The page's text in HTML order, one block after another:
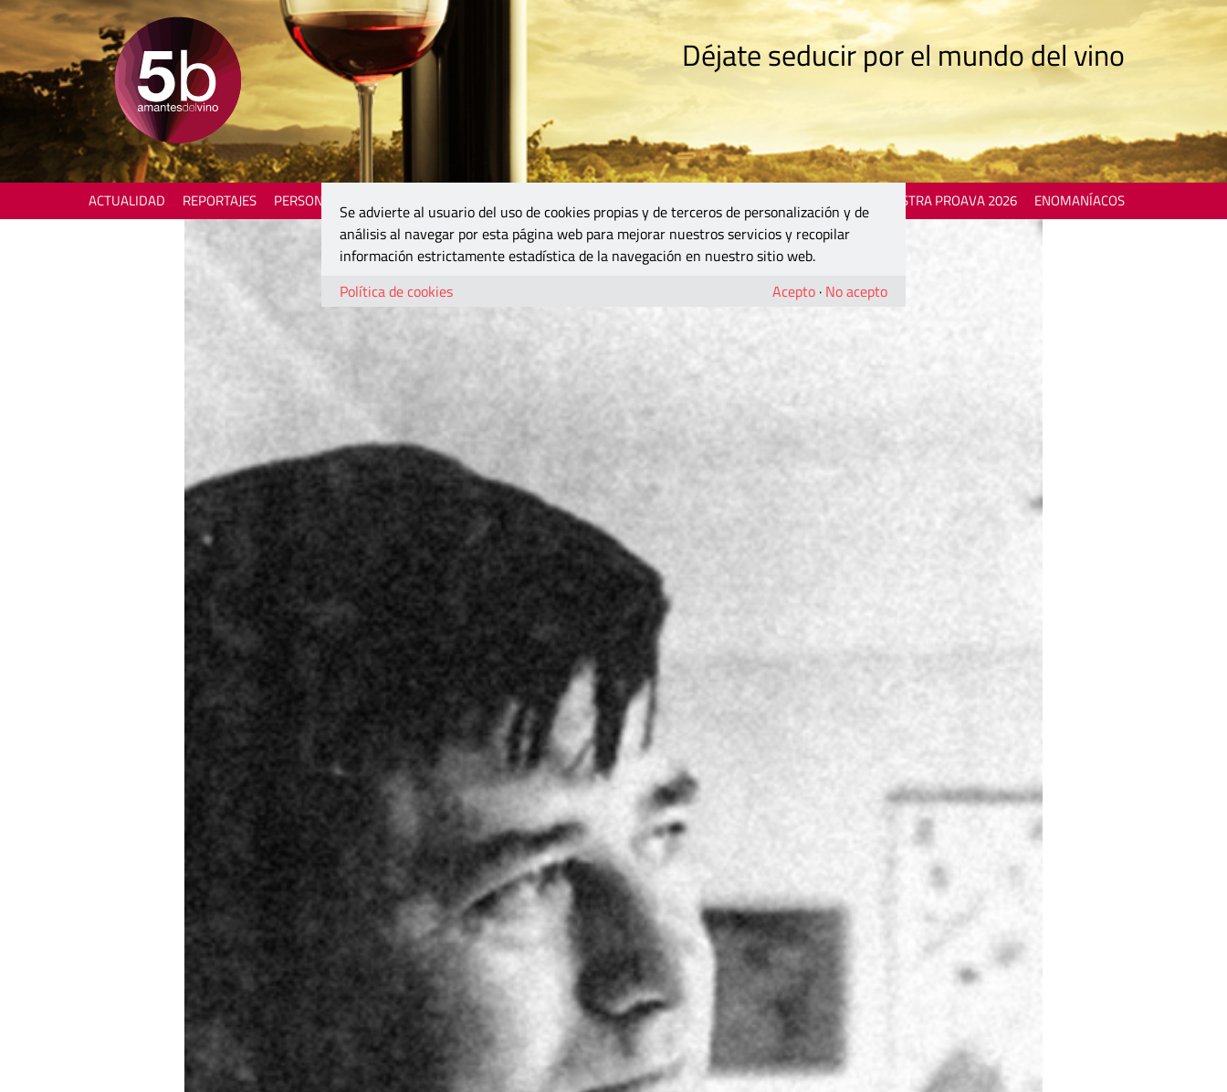
Déjate seducir por el mundo del vino
ACTUALIDAD REPORTAJES PERSONAJES MOSTRA PROAVA 2026 ENOMANÍACOS
Se advierte al usuario del uso de cookies propias y de terceros de personalización y de
análisis al navegar por esta página web para mejorar nuestros servicios y recopilar
información estrictamente estadística de la navegación en nuestro sitio web.
Política de cookies
Acepto · No acepto